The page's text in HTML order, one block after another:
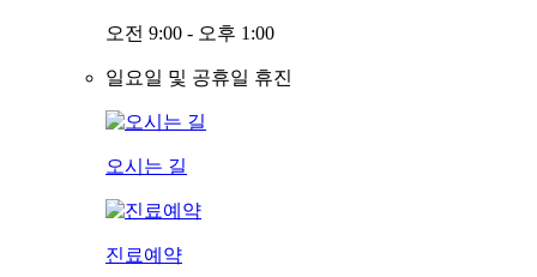
오전 9:00 - 오후 1:00
일요일 및 공휴일 휴진
오시는 길
진료예약